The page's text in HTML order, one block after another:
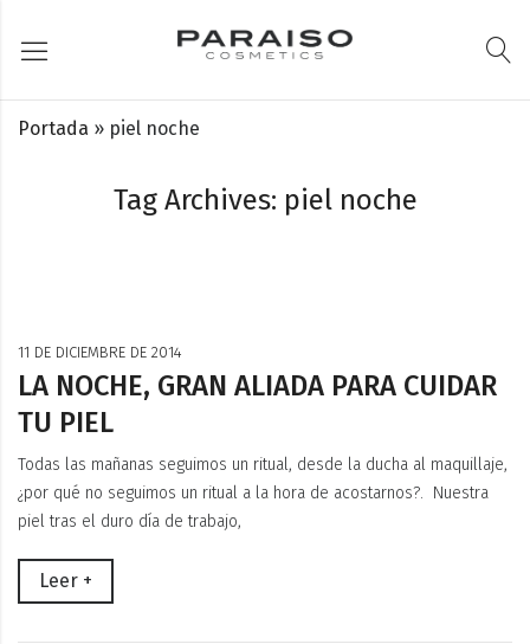
Tag Archives: piel noche
Portada » piel noche
11 DE DICIEMBRE DE 2014
LA NOCHE, GRAN ALIADA PARA CUIDAR
TU PIEL
Todas las mañanas seguimos un ritual, desde la ducha al maquillaje,
¿por qué no seguimos un ritual a la hora de acostarnos?. Nuestra
piel tras el duro día de trabajo,
Leer +